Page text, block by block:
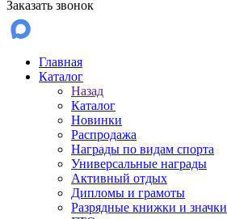
Заказать звонок
Главная
Каталог
Назад
Каталог
Новинки
Распродажа
Награды по видам спорта
Универсальные награды
Активный отдых
Дипломы и грамоты
Разрядные книжки и значки